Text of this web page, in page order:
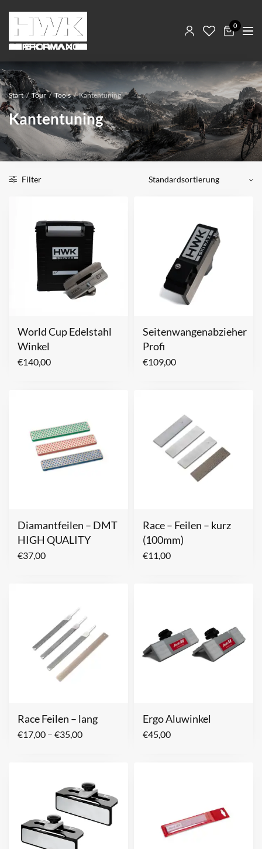
0
Start / Tour / Tools / Kantentuning
Kantentuning
Filter
World Cup Edelstahl
Winkel
€140,00
Seitenwangenabzieher
Profi
€109,00
Diamantfeilen – DMT
HIGH QUALITY
€37,00
Race – Feilen – kurz
(100mm)
€11,00
Race Feilen – lang
€17,00 – €35,00
Ergo Aluwinkel
€45,00